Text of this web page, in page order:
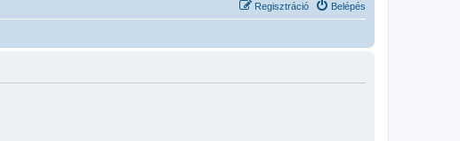
Belépés
Regisztráció